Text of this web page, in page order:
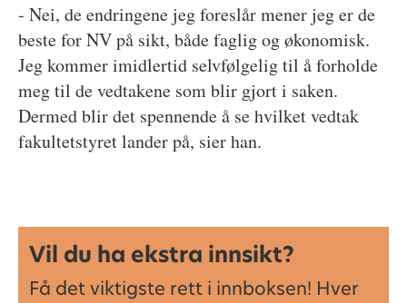
- Nei, de endringene jeg foreslår mener jeg er de
beste for NV på sikt, både faglig og økonomisk.
Jeg kommer imidlertid selvfølgelig til å forholde
meg til de vedtakene som blir gjort i saken.
Dermed blir det spennende å se hvilket vedtak
fakultetstyret lander på, sier han.
Vil du ha ekstra innsikt?
Få det viktigste rett i innboksen! Hver